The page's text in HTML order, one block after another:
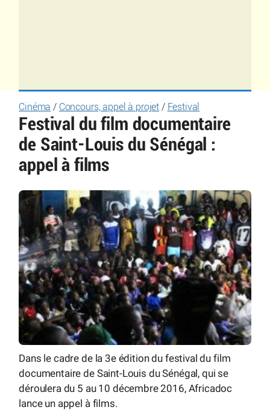
Cinéma / Concours, appel à projet / Festival
Festival du film documentaire
de Saint-Louis du Sénégal :
appel à films
Dans le cadre de la 3e édition du festival du film
documentaire de Saint-Louis du Sénégal, qui se
déroulera du 5 au 10 décembre 2016, Africadoc
lance un appel à films.